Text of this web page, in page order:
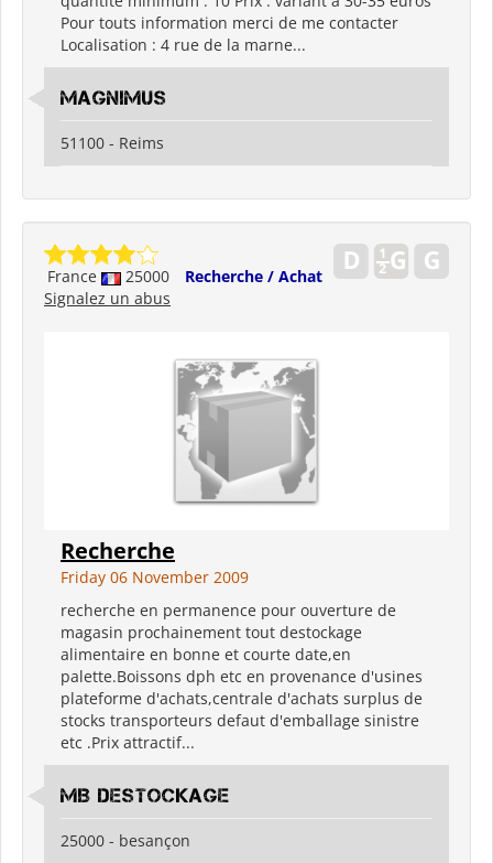
Pour touts information merci de me contacter
Localisation : 4 rue de la marne...
Magnimus
51100 - Reims
France 25000
Recherche / Achat
Signalez un abus
Recherche
Friday 06 November 2009
recherche en permanence pour ouverture de
magasin prochainement tout destockage
alimentaire en bonne et courte date,en
palette.Boissons dph etc en provenance d'usines
plateforme d'achats,centrale d'achats surplus de
stocks transporteurs defaut d'emballage sinistre
etc .Prix attractif...
MB destockage
25000 - besançon